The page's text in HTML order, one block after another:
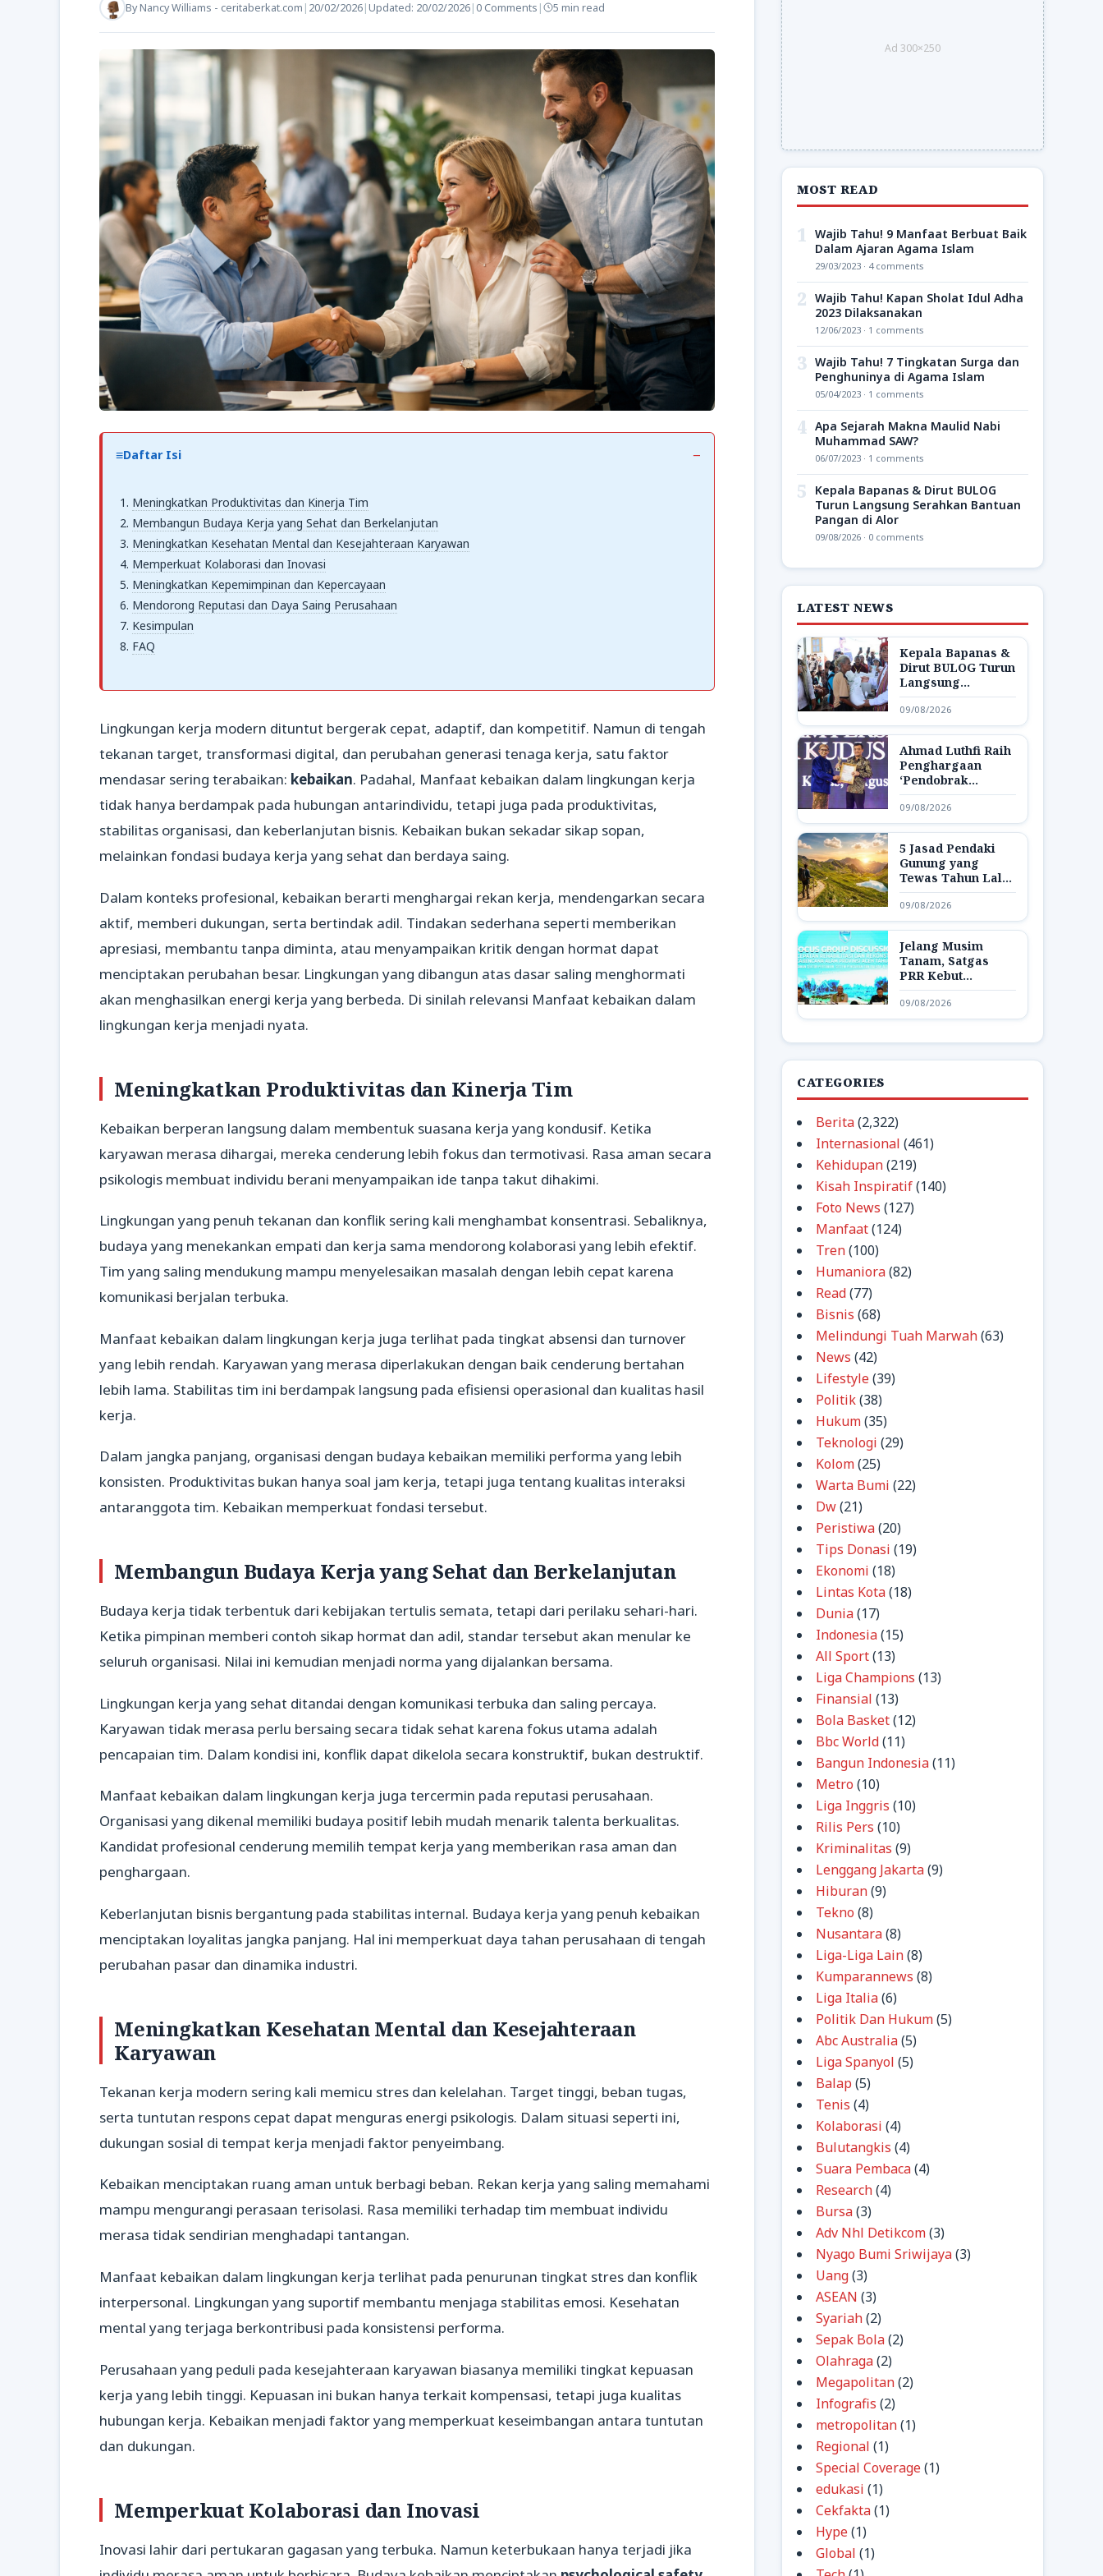
ByNancy Williams - ceritaberkat.com | 20/02/2026| Updated: 20/02/2026| 0 Comments | 5 min read
Daftar Isi
Meningkatkan Produktivitas dan Kinerja Tim
Membangun Budaya Kerja yang Sehat dan Berkelanjutan
Meningkatkan Kesehatan Mental dan Kesejahteraan Karyawan
Memperkuat Kolaborasi dan Inovasi
Meningkatkan Kepemimpinan dan Kepercayaan
Mendorong Reputasi dan Daya Saing Perusahaan
Kesimpulan
FAQ
Lingkungan kerja modern dituntut bergerak cepat, adaptif, dan kompetitif. Namun di tengah
tekanan target, transformasi digital, dan perubahan generasi tenaga kerja, satu faktor
mendasar sering terabaikan: kebaikan. Padahal, Manfaat kebaikan dalam lingkungan kerja
tidak hanya berdampak pada hubungan antarindividu, tetapi juga pada produktivitas,
stabilitas organisasi, dan keberlanjutan bisnis. Kebaikan bukan sekadar sikap sopan,
melainkan fondasi budaya kerja yang sehat dan berdaya saing.
Dalam konteks profesional, kebaikan berarti menghargai rekan kerja, mendengarkan secara
aktif, memberi dukungan, serta bertindak adil. Tindakan sederhana seperti memberikan
apresiasi, membantu tanpa diminta, atau menyampaikan kritik dengan hormat dapat
menciptakan perubahan besar. Lingkungan yang dibangun atas dasar saling menghormati
akan menghasilkan energi kerja yang berbeda. Di sinilah relevansi Manfaat kebaikan dalam
lingkungan kerja menjadi nyata.
Meningkatkan Produktivitas dan Kinerja Tim
Kebaikan berperan langsung dalam membentuk suasana kerja yang kondusif. Ketika
karyawan merasa dihargai, mereka cenderung lebih fokus dan termotivasi. Rasa aman secara
psikologis membuat individu berani menyampaikan ide tanpa takut dihakimi.
Lingkungan yang penuh tekanan dan konflik sering kali menghambat konsentrasi. Sebaliknya,
budaya yang menekankan empati dan kerja sama mendorong kolaborasi yang lebih efektif.
Tim yang saling mendukung mampu menyelesaikan masalah dengan lebih cepat karena
komunikasi berjalan terbuka.
Manfaat kebaikan dalam lingkungan kerja juga terlihat pada tingkat absensi dan turnover
yang lebih rendah. Karyawan yang merasa diperlakukan dengan baik cenderung bertahan
lebih lama. Stabilitas tim ini berdampak langsung pada efisiensi operasional dan kualitas hasil
kerja.
Dalam jangka panjang, organisasi dengan budaya kebaikan memiliki performa yang lebih
konsisten. Produktivitas bukan hanya soal jam kerja, tetapi juga tentang kualitas interaksi
antaranggota tim. Kebaikan memperkuat fondasi tersebut.
Membangun Budaya Kerja yang Sehat dan Berkelanjutan
Budaya kerja tidak terbentuk dari kebijakan tertulis semata, tetapi dari perilaku sehari-hari.
Ketika pimpinan memberi contoh sikap hormat dan adil, standar tersebut akan menular ke
seluruh organisasi. Nilai ini kemudian menjadi norma yang dijalankan bersama.
Lingkungan kerja yang sehat ditandai dengan komunikasi terbuka dan saling percaya.
Karyawan tidak merasa perlu bersaing secara tidak sehat karena fokus utama adalah
pencapaian tim. Dalam kondisi ini, konflik dapat dikelola secara konstruktif, bukan destruktif.
Manfaat kebaikan dalam lingkungan kerja juga tercermin pada reputasi perusahaan.
Organisasi yang dikenal memiliki budaya positif lebih mudah menarik talenta berkualitas.
Kandidat profesional cenderung memilih tempat kerja yang memberikan rasa aman dan
penghargaan.
Keberlanjutan bisnis bergantung pada stabilitas internal. Budaya kerja yang penuh kebaikan
menciptakan loyalitas jangka panjang. Hal ini memperkuat daya tahan perusahaan di tengah
perubahan pasar dan dinamika industri.
Meningkatkan Kesehatan Mental dan Kesejahteraan
Karyawan
Tekanan kerja modern sering kali memicu stres dan kelelahan. Target tinggi, beban tugas,
serta tuntutan respons cepat dapat menguras energi psikologis. Dalam situasi seperti ini,
dukungan sosial di tempat kerja menjadi faktor penyeimbang.
Kebaikan menciptakan ruang aman untuk berbagi beban. Rekan kerja yang saling memahami
mampu mengurangi perasaan terisolasi. Rasa memiliki terhadap tim membuat individu
merasa tidak sendirian menghadapi tantangan.
Manfaat kebaikan dalam lingkungan kerja terlihat pada penurunan tingkat stres dan konflik
interpersonal. Lingkungan yang suportif membantu menjaga stabilitas emosi. Kesehatan
mental yang terjaga berkontribusi pada konsistensi performa.
Perusahaan yang peduli pada kesejahteraan karyawan biasanya memiliki tingkat kepuasan
kerja yang lebih tinggi. Kepuasan ini bukan hanya terkait kompensasi, tetapi juga kualitas
hubungan kerja. Kebaikan menjadi faktor yang memperkuat keseimbangan antara tuntutan
dan dukungan.
Memperkuat Kolaborasi dan Inovasi
Inovasi lahir dari pertukaran gagasan yang terbuka. Namun keterbukaan hanya terjadi jika
Ad 300×250
MOST READ
1 Wajib Tahu! 9 Manfaat Berbuat Baik
Dalam Ajaran Agama Islam
29/03/2023 · 4 comments
2 Wajib Tahu! Kapan Sholat Idul Adha
2023 Dilaksanakan
12/06/2023 · 1 comments
3 Wajib Tahu! 7 Tingkatan Surga dan
Penghuninya di Agama Islam
05/04/2023 · 1 comments
4 Apa Sejarah Makna Maulid Nabi
Muhammad SAW?
06/07/2023 · 1 comments
5
Kepala Bapanas & Dirut BULOG
Turun Langsung Serahkan Bantuan
Pangan di Alor
09/08/2026 · 0 comments
LATEST NEWS
Kepala Bapanas &
Dirut BULOG Turun
Langsung
Serahkan Bantuan
Pangan di Alor
09/08/2026
Ahmad Luthfi Raih
Penghargaan
‘Pendobrak
Kemajuan Jawa
Tengah’
09/08/2026
5 Jasad Pendaki
Gunung yang
Tewas Tahun Lalu
Telah Ditemukan
09/08/2026
Jelang Musim
Tanam, Satgas
PRR Kebut
Pemulihan Lahan
Sawah di Aceh
09/08/2026
CATEGORIES
Berita(2,322)
Internasional (461)
Kehidupan(219)
Kisah Inspiratif(140)
Foto News (127)
Manfaat(124)
Tren(100)
Humaniora(82)
Read(77)
Bisnis (68)
Melindungi Tuah Marwah(63)
News (42)
Lifestyle(39)
Politik(38)
Hukum(35)
Teknologi (29)
Kolom(25)
Warta Bumi (22)
Dw(21)
Peristiwa(20)
Tips Donasi (19)
Ekonomi (18)
Lintas Kota(18)
Dunia(17)
Indonesia(15)
All Sport(13)
Liga Champions (13)
Finansial (13)
Bola Basket(12)
Bbc World(11)
Bangun Indonesia(11)
Metro (10)
Liga Inggris (10)
Rilis Pers (10)
Kriminalitas (9)
Lenggang Jakarta(9)
Hiburan(9)
Tekno (8)
Nusantara(8)
Liga-Liga Lain(8)
Kumparannews (8)
Liga Italia(6)
Politik Dan Hukum(5)
Abc Australia(5)
Liga Spanyol (5)
Balap (5)
Tenis (4)
Kolaborasi (4)
Bulutangkis (4)
Suara Pembaca(4)
Research(4)
Bursa(3)
Adv Nhl Detikcom(3)
Nyago Bumi Sriwijaya(3)
Uang(3)
ASEAN (3)
Syariah(2)
Sepak Bola(2)
Olahraga(2)
Megapolitan(2)
Infografis (2)
metropolitan(1)
Regional (1)
Special Coverage(1)
edukasi (1)
Cekfakta(1)
Hype(1)
Global (1)